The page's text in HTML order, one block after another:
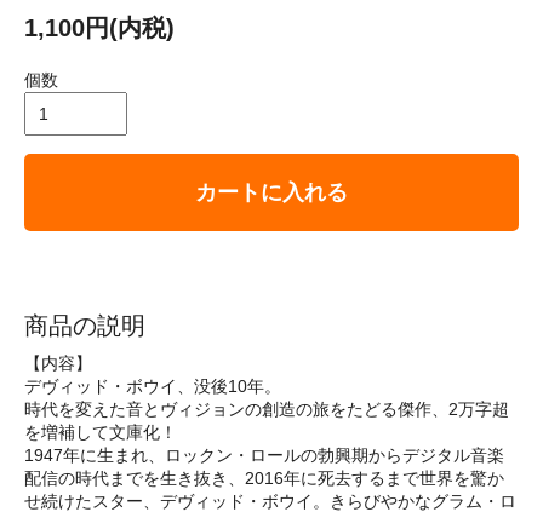
1,100円(内税)
個数
カートに入れる
商品の説明
【内容】
デヴィッド・ボウイ、没後10年。
時代を変えた音とヴィジョンの創造の旅をたどる傑作、2万字超
を増補して文庫化！
1947年に生まれ、ロックン・ロールの勃興期からデジタル音楽
配信の時代までを生き抜き、2016年に死去するまで世界を驚か
せ続けたスター、デヴィッド・ボウイ。きらびやかなグラム・ロ